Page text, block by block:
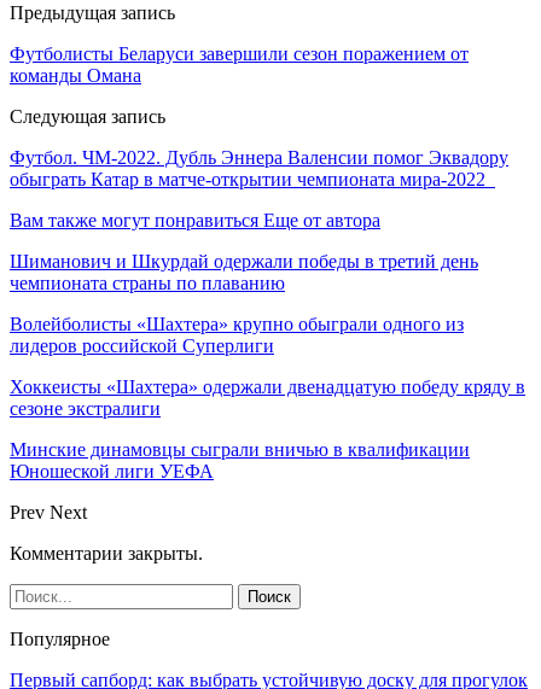
Предыдущая запись
Футболисты Беларуси завершили сезон поражением от
команды Омана
Следующая запись
Футбол. ЧМ-2022. Дубль Эннера Валенсии помог Эквадору
обыграть Катар в матче-открытии чемпионата мира-2022
Вам также могут понравиться Еще от автора
Шиманович и Шкурдай одержали победы в третий день
чемпионата страны по плаванию
Волейболисты «Шахтера» крупно обыграли одного из
лидеров российской Суперлиги
Хоккеисты «Шахтера» одержали двенадцатую победу кряду в
сезоне экстралиги
Минские динамовцы сыграли вничью в квалификации
Юношеской лиги УЕФА
Prev Next
Комментарии закрыты.
Популярное
Первый сапборд: как выбрать устойчивую доску для прогулок